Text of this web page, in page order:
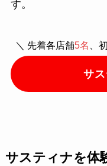
す。
＼ 先着各店舗5名 、
サ
サスティナを体